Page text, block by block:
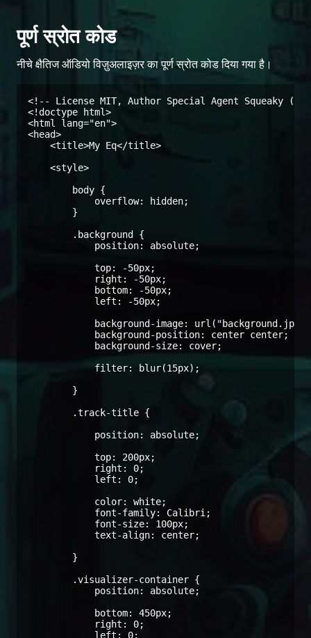
पूर्ण स्रोत कोड
नीचे क्षैतिज ऑडियो विज़ुअलाइज़र का पूर्ण स्रोत कोड दिया गया है।
<!-- License MIT, Author Special Agent Squeaky
<!doctype html>
<html lang="en">
<head>
    <title>My Eq</title>
    <style>
        body {
            overflow: hidden;
        }
        .background {
            position: absolute;
            top: -50px;
            right: -50px;
            bottom: -50px;
            left: -50px;
background-image:
            background-position: center center;
            background-size: cover;
            filter: blur(15px);
        }
        .track-title {
            position: absolute;
            top: 200px;
            right: 0;
            left: 0;
            color: white;
            font-family: Calibri;
            font-size: 100px;
            text-align: center;
        }
        .visualizer-container {
            position: absolute;
            bottom: 450px;
            right: 0;
            left: 0;